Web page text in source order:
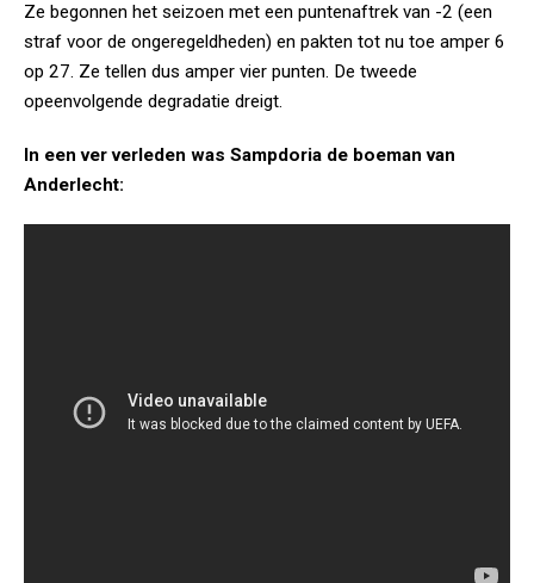
Ze begonnen het seizoen met een puntenaftrek van -2 (een
straf voor de ongeregeldheden) en pakten tot nu toe amper 6
op 27. Ze tellen dus amper vier punten. De tweede
opeenvolgende degradatie dreigt.
In een ver verleden was Sampdoria de boeman van
Anderlecht: